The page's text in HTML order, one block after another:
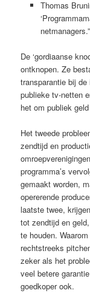
Thomas
netmanagers.”
De ‘gordiaanse
ontknopen. Ze
transparantie bij
publieke tv-netten
het om publiek
Het tweede
zendtijd en
programma’s
gemaakt worden,
opererende
laatste twee,
tot zendtijd en
te houden.
rechtstreeks
zeker als het
veel betere
goedkoper ook.